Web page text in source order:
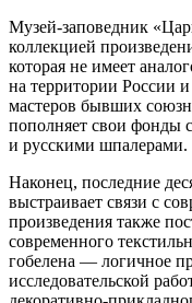
Музей-заповедник
коллекцией
которая не имеет
на территории России
мастеров бывших
пополняет свои фонды
и русскими шпалерами.
Наконец, последние
выстраивает связи с
произведения также
современного
гобелена — логичное
исследовательской